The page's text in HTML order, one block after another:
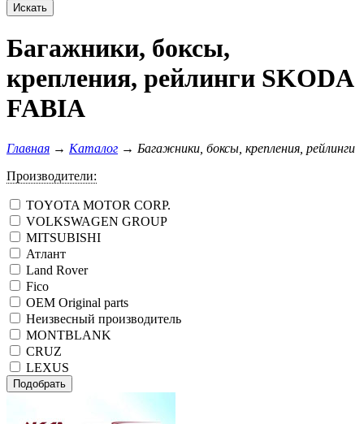
Искать
Багажники, боксы,
крепления, рейлинги SKODA
FABIA
Главная → Каталог → Багажники, боксы, крепления, рейлинги
Производители:
TOYOTA MOTOR CORP.
VOLKSWAGEN GROUP
MITSUBISHI
Атлант
Land Rover
Fico
OEM Original parts
Неизвесный производитель
MONTBLANK
CRUZ
LEXUS
Подобрать